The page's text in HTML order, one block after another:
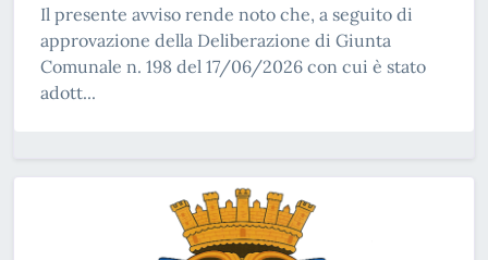
Il presente avviso rende noto che, a seguito di
approvazione della Deliberazione di Giunta
Comunale n. 198 del 17/06/2026 con cui è stato
adott...